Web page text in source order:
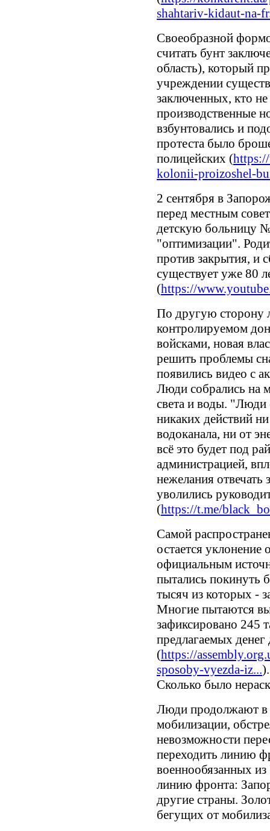
shahtariv-kidaut-na-
Своеобразной
считать бунт
область), который
учреждении
заключенных, кто
производственные
взбунтовались и
протеста было
полицейских (
kolonii-proizoshel-
2 сентября в
перед местным
детскую больницу
"оптимизации".
против закрытия, и
существует уже 80
(https://
По другую сторону
контролируемом
войсками, новая
решить проблемы
появились видео с
Люди собрались на
света и воды. "Люди
никаких действий
водоканала, ни от
всё это будет под
администрацией,
нежелания отвечать
уволились
(https://t.me/
Самой
остается уклонение
официальным
пытались покинуть
тысяч из которых -
Многие пытаются
зафиксировано 245
предлагаемых
(https://
sposoby-vyezda-iz...
Сколько было
Люди продолжают в
мобилизации,
невозможности
переходить линию
военнообязанных
линию фронта:
другие страны.
бегущих от